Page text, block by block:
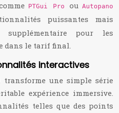
PTGui ProouAutopano
puissantes mais
supplémentaire pour les
dans le tarif final.
interactives
transforme une simple série
expérience immersive.
telles que des points